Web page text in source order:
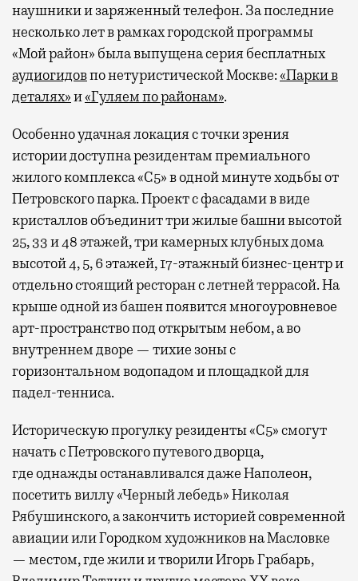
наушники и заряженный телефон. За последние
несколько лет в рамках городской программы
«Мой район» была выпущена серия бесплатных
аудиогидовпо нетуристической Москве:«Парки в
деталях»и«Гуляем по районам».
Особенно удачная локация с точки зрения
истории доступна резидентам премиального
жилого комплекса «С5»в одной минуте ходьбы от
Петровского парка. Проект с фасадами в виде
кристаллов объединит три жилые башни высотой
25, 33 и 48 этажей, три камерных клубных дома
высотой 4, 5, 6 этажей, 17-этажный бизнес-центр и
отдельно стоящий ресторан с летней террасой. На
крыше одной из башен появится многоуровневое
арт-пространство под открытым небом, а во
внутреннем дворе — тихие зоны с
горизонтальном водопадом и площадкой для
падел-тенниса.
Историческую прогулку резиденты «С5» смогут
начать с Петровского путевого дворца,
гдеоднажды останавливался даже Наполеон,
посетить виллу «Черный лебедь» Николая
Рябушинского, а закончить историей современной
авиации или Городком художников на Масловке
— местом, где жили и творили Игорь Грабарь,